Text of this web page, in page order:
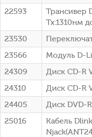
22593
Трансивер
Tx:1310нм
23530
23566
Модуль D-
24309
Диск CD-R
24310
Диск CD-R
24405
Диск DVD-
25016
Кабель